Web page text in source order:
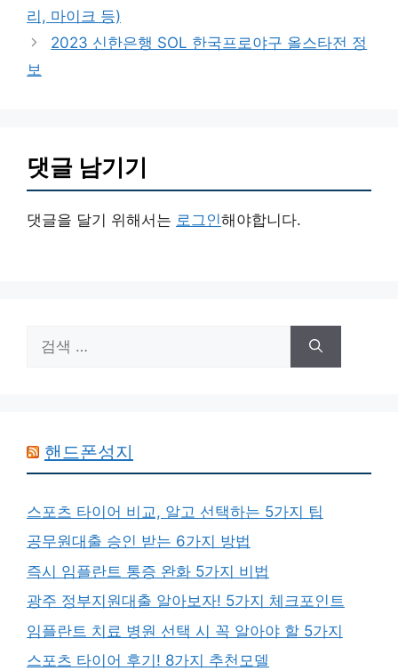
리
리, 마이크 등)
2023 신한은행 SOL 한국프로야구 올스타전 정
보
댓글 남기기
댓글을 달기 위해서는 로그인해야합니다.
색:
핸드폰성지
스포츠 타이어 비교, 알고 선택하는 5가지 팁
공무원대출 승인 받는 6가지 방법
즉시 임플란트 통증 완화 5가지 비법
광주 정부지원대출 알아보자! 5가지 체크포인트
임플란트 치료 병원 선택 시 꼭 알아야 할 5가지
스포츠 타이어 후기! 8가지 추천모델